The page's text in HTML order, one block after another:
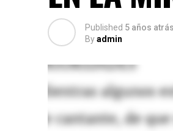
Published 5 años atrás
Byadmin